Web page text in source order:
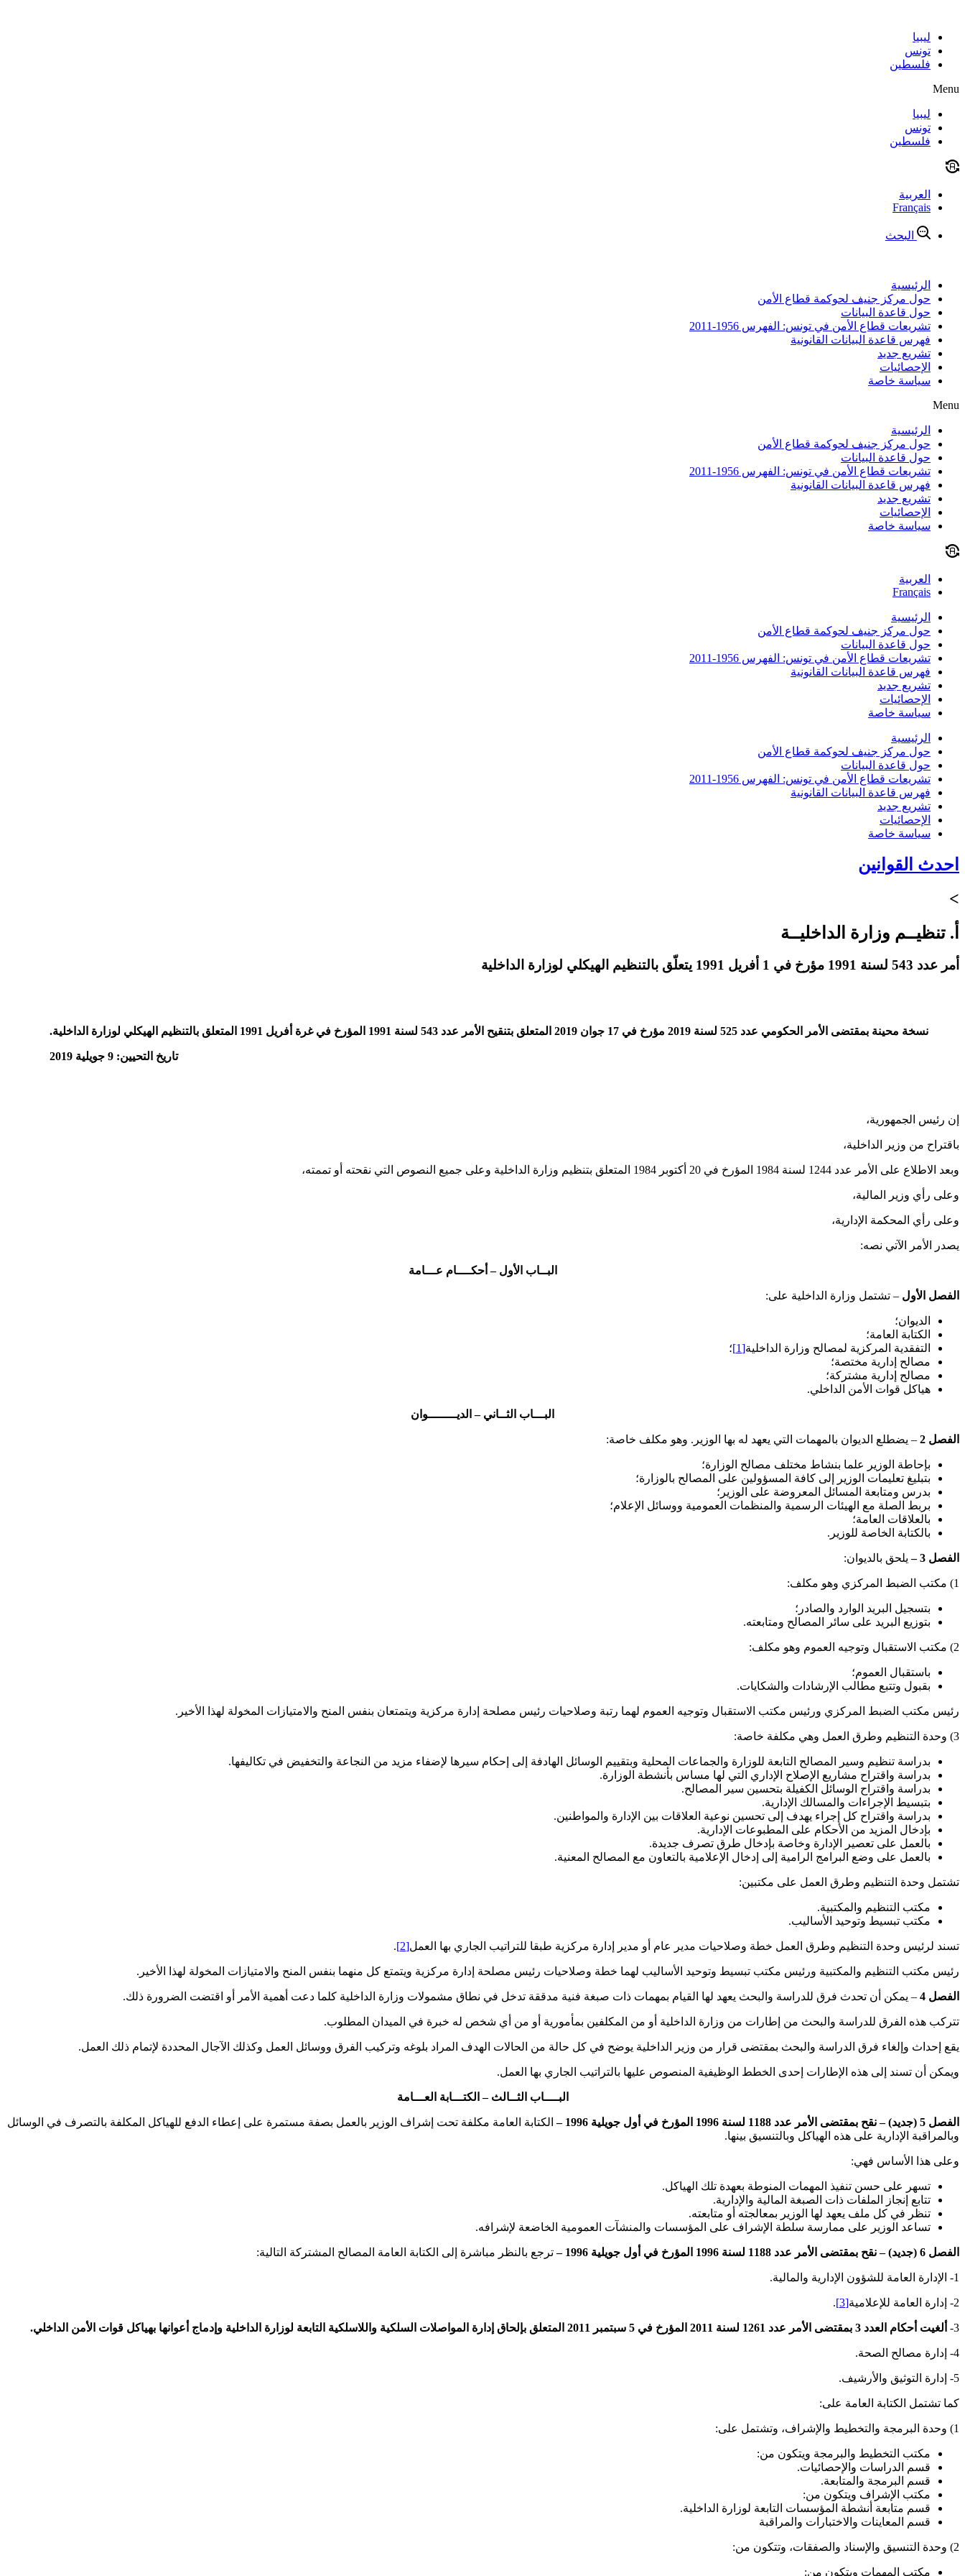
contentليبيا
تونس
فلسطين
Menu
ليبيا
تونس
فلسطين
العربية
Français
البحث
الرئيسية
حول مركز جنيف لحوكمة قطاع الأمن
حول قاعدة البيانات
تشريعات قطاع الأمن في تونس: الفهرس 1956-2011
فهرس قاعدة البيانات القانونية
تشريع جديد
الإحصائيات
سياسة خاصة
Menu
الرئيسية
حول مركز جنيف لحوكمة قطاع الأمن
حول قاعدة البيانات
تشريعات قطاع الأمن في تونس: الفهرس 1956-2011
فهرس قاعدة البيانات القانونية
تشريع جديد
الإحصائيات
سياسة خاصة
العربية
Français
الرئيسية
حول مركز جنيف لحوكمة قطاع الأمن
حول قاعدة البيانات
تشريعات قطاع الأمن في تونس: الفهرس 1956-2011
فهرس قاعدة البيانات القانونية
تشريع جديد
الإحصائيات
سياسة خاصة
الرئيسية
حول مركز جنيف لحوكمة قطاع الأمن
حول قاعدة البيانات
تشريعات قطاع الأمن في تونس: الفهرس 1956-2011
فهرس قاعدة البيانات القانونية
تشريع جديد
الإحصائيات
سياسة خاصة
احدث القوانين
>
أ. تنظيــم وزارة الداخليــة
أمر عدد 543 لسنة 1991 مؤرخ في 1 أفريل 1991 يتعلّق بالتنظيم الهيكلي لوزارة الداخلية
نسخة محينة بمقتضى الأمر الحكومي عدد 525 لسنة 2019 مؤرخ في 17 جوان 2019 المتعلق بتنقيح الأمر عدد 543 لسنة 1991 المؤرخ في غرة أفريل 1991 المتعلق بالتنظيم الهيكلي لوزارة الداخلية.
تاريخ التحيين: 9 جويلية 2019
إن رئيس الجمهورية،
باقتراح من وزير الداخلية،
وبعد الاطلاع على الأمر عدد 1244 لسنة 1984 المؤرخ في 20 أكتوبر 1984 المتعلق بتنظيم وزارة الداخلية وعلى جميع النصوص التي نقحته أو تممته،
وعلى رأي وزير المالية،
وعلى رأي المحكمة الإدارية،
يصدر الأمر الآتي نصه:
البــاب الأول – أحكــــام عـــامة
الفصل الأول – تشتمل وزارة الداخلية على:
الديوان؛
الكتابة العامة؛
التفقدية المركزية لمصالح وزارة الداخلية[1]
؛
مصالح إدارية مختصة؛
مصالح إدارية مشتركة؛
هياكل قوات الأمن الداخلي.
البـــاب الثــاني – الديــــــــوان
الفصل 2 – يضطلع الديوان بالمهمات التي يعهد له بها الوزير. وهو مكلف خاصة:
بإحاطة الوزير علما بنشاط مختلف مصالح الوزارة؛
بتبليغ تعليمات الوزير إلى كافة المسؤولين على المصالح بالوزارة؛
بدرس ومتابعة المسائل المعروضة على الوزير؛
بربط الصلة مع الهيئات الرسمية والمنظمات العمومية ووسائل الإعلام؛
بالعلاقات العامة؛
بالكتابة الخاصة للوزير.
الفصل 3
–يلحق بالديوان:
1) مكتب الضبط المركزي وهو مكلف:
بتسجيل البريد الوارد والصادر؛
بتوزيع البريد على سائر المصالح ومتابعته.
2) مكتب الاستقبال وتوجيه العموم وهو مكلف:
باستقبال العموم؛
بقبول وتتبع مطالب الإرشادات والشكايات.
رئيس مكتب الضبط المركزي ورئيس مكتب الاستقبال وتوجيه العموم لهما رتبة وصلاحيات رئيس مصلحة إدارة مركزية ويتمتعان بنفس المنح والامتيازات المخولة لهذا الأخير.
3) وحدة التنظيم وطرق العمل وهي مكلفة خاصة:
بدراسة تنظيم وسير المصالح التابعة للوزارة والجماعات المحلية وبتقييم الوسائل الهادفة إلى إحكام سيرها لإضفاء مزيد من النجاعة والتخفيض في تكاليفها.
بدراسة واقتراح مشاريع الإصلاح الإداري التي لها مساس بأنشطة الوزارة.
بدراسة واقتراح الوسائل الكفيلة بتحسين سير المصالح.
بتبسيط الإجراءات والمسالك الإدارية.
بدراسة واقتراح كل إجراء يهدف إلى تحسين نوعية العلاقات بين الإدارة والمواطنين.
بإدخال المزيد من الأحكام على المطبوعات الإدارية.
بالعمل على تعصير الإدارة وخاصة بإدخال طرق تصرف جديدة.
بالعمل على وضع البرامج الرامية إلى إدخال الإعلامية بالتعاون مع المصالح المعنية.
تشتمل وحدة التنظيم وطرق العمل على مكتبين:
مكتب التنظيم والمكتبية.
مكتب تبسيط وتوحيد الأساليب.
تسند لرئيس وحدة التنظيم وطرق العمل خطة وصلاحيات مدير عام أو مدير إدارة مركزية طبقا للتراتيب الجاري بها العمل[2]
.
رئيس مكتب التنظيم والمكتبية ورئيس مكتب تبسيط وتوحيد الأساليب لهما خطة وصلاحيات رئيس مصلحة إدارة مركزية ويتمتع كل منهما بنفس المنح والامتيازات المخولة لهذا الأخير.
الفصل 4 – يمكن أن تحدث فرق للدراسة والبحث يعهد لها القيام بمهمات ذات صبغة فنية مدققة تدخل في نطاق مشمولات وزارة الداخلية كلما دعت أهمية الأمر أو اقتضت الضرورة ذلك.
تتركب هذه الفرق للدراسة والبحث من إطارات من وزارة الداخلية أو من المكلفين بمأمورية أو من أي شخص له خبرة في الميدان المطلوب.
يقع إحداث وإلغاء فرق الدراسة والبحث بمقتضى قرار من وزير الداخلية يوضح في كل حالة من الحالات الهدف المراد بلوغه وتركيب الفرق ووسائل العمل وكذلك الآجال المحددة لإتمام ذلك العمل.
ويمكن أن تسند إلى هذه الإطارات إحدى الخطط الوظيفية المنصوص عليها بالتراتيب الجاري بها العمل.
البــــاب الثــالث – الكتـــابة العـــامة
الفصل 5 (جديد) – نقح بمقتضى الأمر عدد 1188 لسنة 1996 المؤرخ في أول جويلية 1996 –
الكتابة العامة مكلفة تحت إشراف الوزير بالعمل بصفة مستمرة على إعطاء الدفع للهياكل المكلفة بالتصرف في الوسائل
وبالمراقبة الإدارية على هذه الهياكل وبالتنسيق بينها.
وعلى هذا الأساس فهي:
تسهر على حسن تنفيذ المهمات المنوطة بعهدة تلك الهياكل.
تتابع إنجاز الملفات ذات الصبغة المالية والإدارية.
تنظر في كل ملف يعهد لها الوزير بمعالجته أو متابعته.
تساعد الوزير على ممارسة سلطة الإشراف على المؤسسات والمنشآت العمومية الخاضعة لإشرافه.
الفصل 6 (جديد) – نقح بمقتضى الأمر عدد 1188 لسنة 1996 المؤرخ في أول جويلية 1996 – ترجع بالنظر مباشرة إلى الكتابة العامة المصالح المشتركة التالية:
1- الإدارة العامة للشؤون الإدارية والمالية.
2- إدارة العامة للإعلامية [3]
.
3- ألغيت أحكام العدد 3 بمقتضى الأمر عدد 1261 لسنة 2011 المؤرخ في 5 سبتمبر 2011 المتعلق بإلحاق إدارة المواصلات السلكية واللاسلكية التابعة لوزارة الداخلية وإدماج أعوانها بهياكل قوات الأمن الداخلي.
4- إدارة مصالح الصحة.
5- إدارة التوثيق والأرشيف.
كما تشتمل الكتابة العامة على:
1) وحدة البرمجة والتخطيط والإشراف، وتشتمل على:
مكتب التخطيط والبرمجة ويتكون من:
قسم الدراسات والإحصائيات.
قسم البرمجة والمتابعة.
مكتب الإشراف ويتكون من:
قسم متابعة أنشطة المؤسسات التابعة لوزارة الداخلية.
قسم المعاينات والاختبارات والمراقبة
2) وحدة التنسيق والإسناد والصفقات، وتتكون من:
مكتب المهمات ويتكون من: